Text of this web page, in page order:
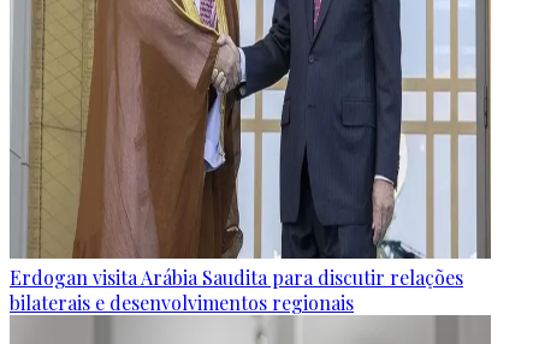
Erdogan visita Arábia Saudita para discutir relações
bilaterais e desenvolvimentos regionais